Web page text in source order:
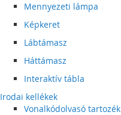
Mennyezeti lámpa
Képkeret
Lábtámasz
Háttámasz
Interaktív tábla
Irodai kellékek
Vonalkódolvasó tartozék